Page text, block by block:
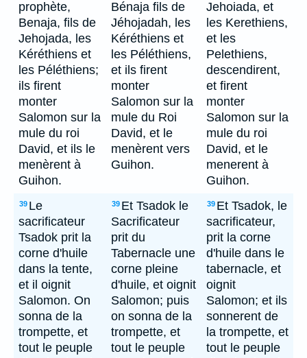
prophète,
Benaja, fils de
Jehojada, les
Kéréthiens et
les Péléthiens;
ils firent
monter
Salomon sur la
mule du roi
David, et ils le
menèrent à
Guihon.
Bénaja fils de
Jéhojadah, les
Kéréthiens et
les Péléthiens,
et ils firent
monter
Salomon sur la
mule du Roi
David, et le
menèrent vers
Guihon.
Jehoiada, et
les Kerethiens,
et les
Pelethiens,
descendirent,
et firent
monter
Salomon sur la
mule du roi
David, et le
menerent à
Guihon.
39 Le
sacrificateur
Tsadok prit la
corne d'huile
dans la tente,
et il oignit
Salomon. On
sonna de la
trompette, et
tout le peuple
39 Et Tsadok le
Sacrificateur
prit du
Tabernacle une
corne pleine
d'huile, et oignit
Salomon; puis
on sonna de la
trompette, et
tout le peuple
39 Et Tsadok, le
sacrificateur,
prit la corne
d'huile dans le
tabernacle, et
oignit
Salomon; et ils
sonnerent de
la trompette, et
tout le peuple